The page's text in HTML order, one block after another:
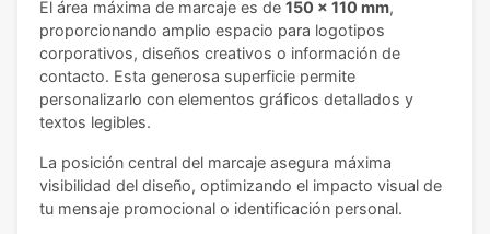
El área máxima de marcaje es de 150 x 110 mm,
proporcionando amplio espacio para logotipos
corporativos, diseños creativos o información de
contacto. Esta generosa superficie permite
personalizarlo con elementos gráficos detallados y
textos legibles.
La posición central del marcaje asegura máxima
visibilidad del diseño, optimizando el impacto visual de
tu mensaje promocional o identificación personal.